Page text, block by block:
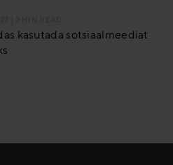
kasutada sotsiaalmeediat